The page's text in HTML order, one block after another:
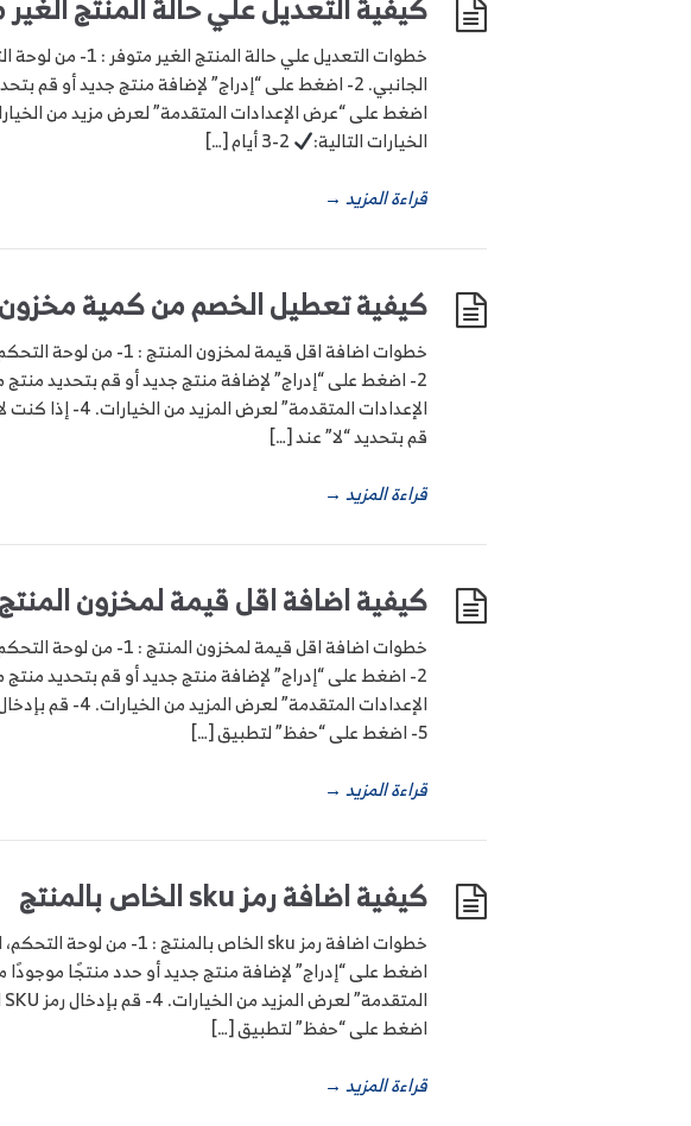
خطوات التعديل علي
الخيارات التالية:
قراءة المزيد →
كيفية تعطيل الخصم من كمية مخزون
خطوات اضافة اقل قيمة
الإعدادات
قم بتحديد “لا” عند […]
قراءة المزيد →
كيفية اضافة اقل قيمة لمخزون المنتج
خطوات اضافة اقل قيمة
الإعدادات
5- اضغط على “حفظ” لتطبيق […]
قراءة المزيد →
كيفية اضافة رمز sku الخاص بالمنتج
اضغط على “حفظ” لتطبيق […]
قراءة المزيد →